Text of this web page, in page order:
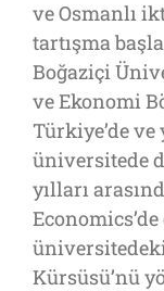
ve Osmanlı
tartışma
Boğaziçi
ve Ekonomi
Türkiye’de
üniversitede
yılları
Kürsüsü’nü